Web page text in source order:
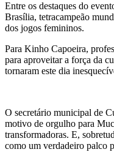
Entre os destaques do
Brasília, tetracampeão
dos jogos femininos.
Para Kinho Capoeira,
para aproveitar a força da
tornaram este dia
O secretário municipal de
motivo de orgulho para
transformadoras. E,
como um verdadeiro palco